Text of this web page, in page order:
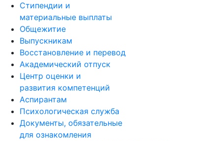
материальные выплаты
Общежитие
Выпускникам
Восстановление и перевод
Академический отпуск
Центр оценки и
развития компетенций
Аспирантам
Психологическая служба
Документы, обязательные
для ознакомления
Горячая линия Министерства науки и